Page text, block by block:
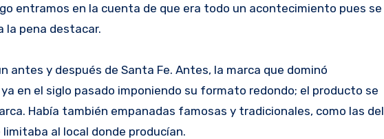
entramos en la cuenta de que era todo un acontecimiento pues se
la pena destacar.
antes y después de Santa Fe. Antes, la marca que dominó
en el siglo pasado imponiendo su formato redondo; el producto se
Había también empanadas famosas y tradicionales, como las del
al local donde producían.